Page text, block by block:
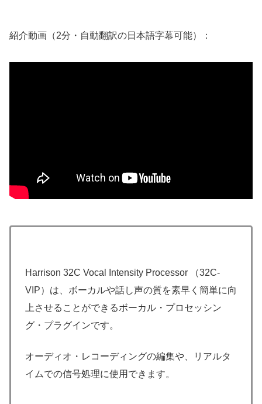
紹介動画（2分・自動翻訳の日本語字幕可能）：
Harrison 32C Vocal Intensity Processor （32C-
VIP）は、ボーカルや話し声の質を素早く簡単に向
上させることができるボーカル・プロセッシン
グ・プラグインです。
オーディオ・レコーディングの編集や、リアルタ
イムでの信号処理に使用できます。